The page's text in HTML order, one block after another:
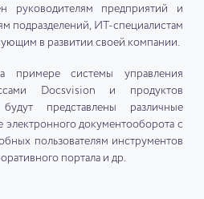
руководителям предприятий и
подразделений, ИТ-специалистам
в развитии своей компании.
примере системы управления
Docsvision и продуктов
представлены различные
электронного документооборота с
пользователям инструментов
портала и др.